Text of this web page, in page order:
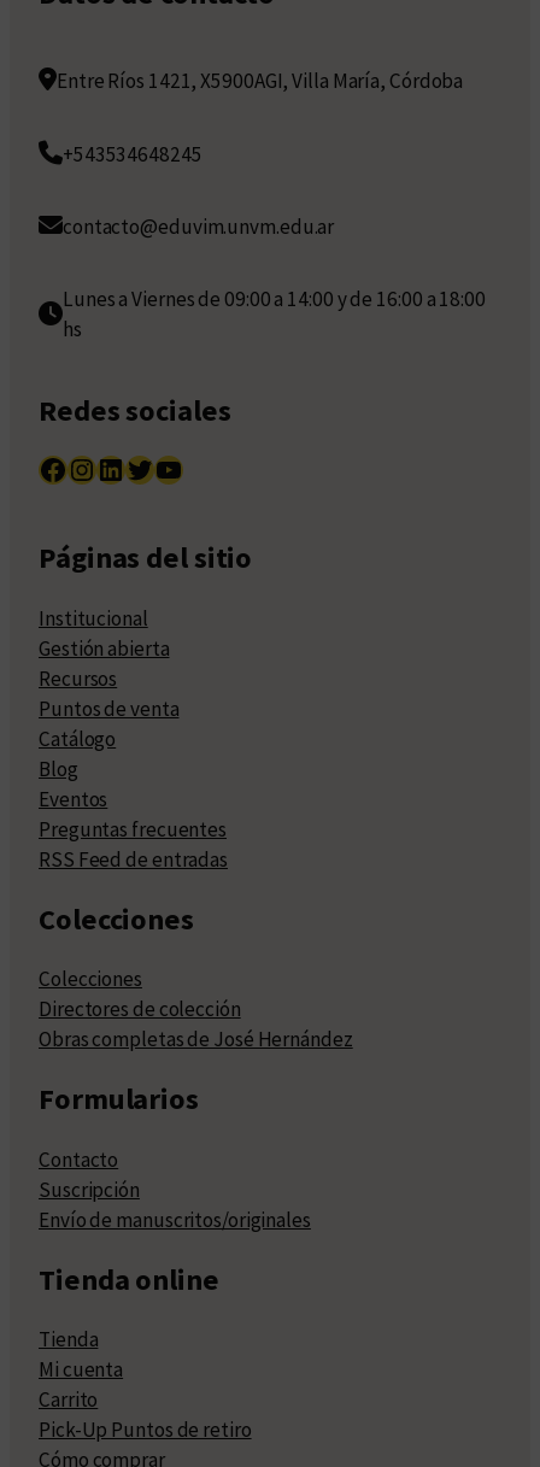
Entre Ríos 1421, X5900AGI, Villa María, Córdoba
+543534648245
contacto@eduvim.unvm.edu.ar
Lunes a Viernes de 09:00 a 14:00 y de 16:00 a 18:00
hs
Redes sociales
Facebook InstagramLinkedIn Twitter YouTube
Páginas del sitio
Institucional
Gestión abierta
Recursos
Puntos de venta
Catálogo
Blog
Eventos
Preguntas frecuentes
RSS Feed de entradas
Colecciones
Colecciones
Directores de colección
Obras completas de José Hernández
Formularios
Contacto
Suscripción
Envío de manuscritos/originales
Tienda online
Tienda
Mi cuenta
Carrito
Pick-Up Puntos de retiro
Cómo comprar